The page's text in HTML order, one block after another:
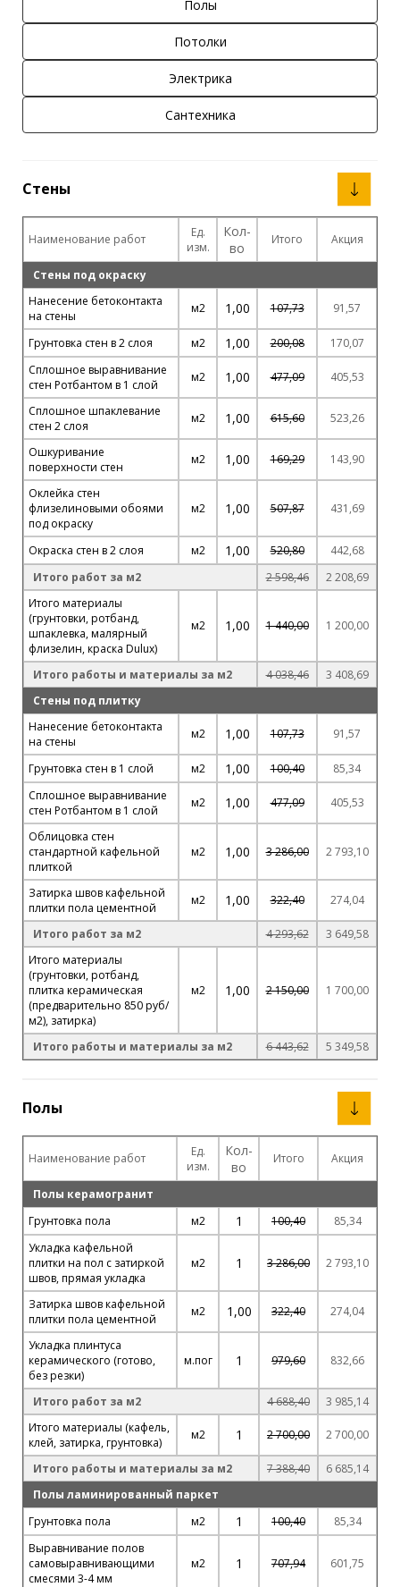
Полы
Потолки
Электрика
Сантехника
Стены
Наименование работ
Ед.
изм.
Кол-
во
Итого Акция
Стены под окраску
Нанесение бетоконтакта
на стены
м2 1,00 107,73 91,57
Грунтовка стен в 2 слоя м2 1,00 200,08
170,07
Сплошное выравнивание
стен Ротбантом в 1 слой
м2 1,00 477,09 405,53
Сплошное шпаклевание
стен 2 слоя
м2 1,00 615,60 523,26
Ошкуривание
поверхности стен
м2 1,00 169,29 143,90
Оклейка стен
флизелиновыми обоями
под окраску
м2 1,00 507,87 431,69
Окраска стен в 2 слоя м2 1,00 520,80
442,68
Итого работ за м2
2 598,46
2 208,69
Итого материалы
(грунтовки, ротбанд,
шпаклевка, малярный
флизелин, краска Dulux)
м2 1,00 1 440,00 1 200,00
Итого работы и материалы за м2 4 038,46
3 408,69
Стены под плитку
Нанесение бетоконтакта
на стены
м2 1,00 107,73 91,57
Грунтовка стен в 1 слой м2 1,00 100,40
85,34
Сплошное выравнивание
стен Ротбантом в 1 слой
м2 1,00 477,09 405,53
Облицовка стен
стандартной кафельной
плиткой
м2 1,00 3 286,00 2 793,10
Затирка швов кафельной
плитки пола цементной
м2 1,00 322,40 274,04
Итого работ за м2 4 293,62
3 649,58
Итого материалы
(грунтовки, ротбанд,
плитка керамическая
(предварительно 850 руб/
м2), затирка)
м2 1,00 2 150,00 1 700,00
Итого работы и материалы за м2 6 443,62 5 349,58
Полы
Наименование работ
Ед.
изм.
Кол-
во
Итого Акция
Полы керамогранит
Грунтовка пола
м2 1 100,40
85,34
Укладка кафельной
плитки на пол с затиркой
швов, прямая укладка
м2 1 3 286,00 2 793,10
Затирка швов кафельной
плитки пола цементной
м2 1,00 322,40 274,04
Укладка плинтуса
керамического (готово,
без резки)
м.пог 1 979,60 832,66
Итого работ за м2 4 688,40
3 985,14
Итого материалы (кафель,
клей, затирка, грунтовка)
м2 1 2 700,00 2 700,00
Итого работы и материалы за м2 7 388,40
6 685,14
Полы ламинированный паркет
Грунтовка пола
м2 1 100,40
85,34
Выравнивание полов
самовыравнивающими
смесями 3-4 мм
м2 1 707,94 601,75